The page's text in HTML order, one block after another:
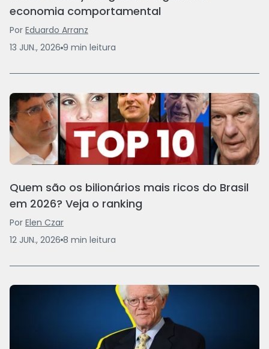
economia comportamental
Por Eduardo Arranz
13 JUN., 2026 9 min leitura
Quem são os bilionários mais ricos do Brasil
em 2026? Veja o ranking
Por Elen Czar
12 JUN., 2026 8 min leitura